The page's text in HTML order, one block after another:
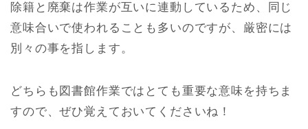
除籍と廃棄は作業が互いに連動しているため、同じ
意味合いで使われることも多いのですが、厳密には
別々の事を指します。
どちらも図書館作業ではとても重要な意味を持ちま
すので、ぜひ覚えておいてくださいね！